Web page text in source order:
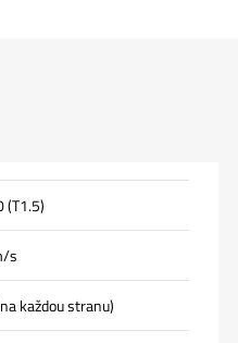
(T1.5)
s
každou stranu)